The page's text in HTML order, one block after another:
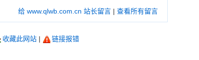
给 www.qlwb.com.cn 站长留言 | 查看所有留言
收藏此网站| 链接报错